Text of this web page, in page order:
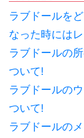
ラブドールを
なった時には
ラブドールの
ついて!
ラブドールの
ついて!
ラブドールの